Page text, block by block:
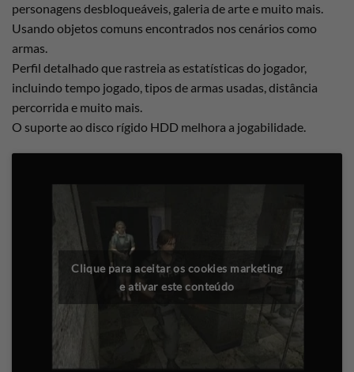
personagens desbloqueáveis, galeria de arte e muito mais.
Usando objetos comuns encontrados nos cenários como
armas.
Perfil detalhado que rastreia as estatísticas do jogador,
incluindo tempo jogado, tipos de armas usadas, distância
percorrida e muito mais.
O suporte ao disco rígido HDD melhora a jogabilidade.
Clique para aceitar os cookies marketing
e ativar este conteúdo